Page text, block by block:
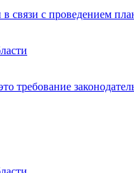
связи с проведением